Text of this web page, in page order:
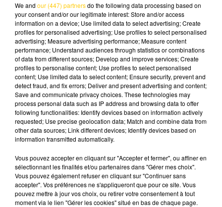
Lecture (2 min 49 sec)
31 mai 2026 - 2 min 49 sec
TOTEM SPORT DU 31/05/26 À 09H01
L'actualité sportive vue de nos régions. Présenté
par Fabien Taccard-Blanchin.
AVEYRON NORD
We and our (447) partnersdo the following data processing based on
your consent and/or our legitimate interest: Store and/or access
information on a device; Use limited data to select advertising; Create
profiles for personalised advertising; Use profiles to select personalised
advertising; Measure advertising performance; Measure content
performance; Understand audiences through statistics or combinations
of data from different sources; Develop and improve services; Create
profiles to personalise content; Use profiles to select personalised
content; Use limited data to select content; Ensure security, prevent and
detect fraud, and fix errors; Deliver and present advertising and content;
Save and communicate privacy choices. These technologies may
process personal data such as IP address and browsing data to offer
following functionalities: Identify devices based on information actively
requested; Use precise geolocation data; Match and combine data from
other data sources; Link different devices; Identify devices based on
information transmitted automatically.
Vous pouvez accepter en cliquant sur "Accepter et fermer", ou affiner en
sélectionnant les finalités et/ou partenaires dans "Gérer mes choix".
Vous pouvez également refuser en cliquant sur "Continuer sans
accepter". Vos préférences ne s'appliqueront que pour ce site. Vous
pouvez mettre à jour vos choix, ou retirer votre consentement à tout
moment via le lien "Gérer les cookies" situé en bas de chaque page.